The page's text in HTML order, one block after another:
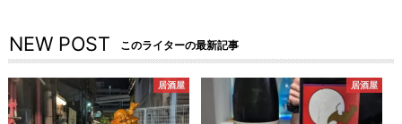
NEW POST このライターの最新記事
居酒屋 居酒屋